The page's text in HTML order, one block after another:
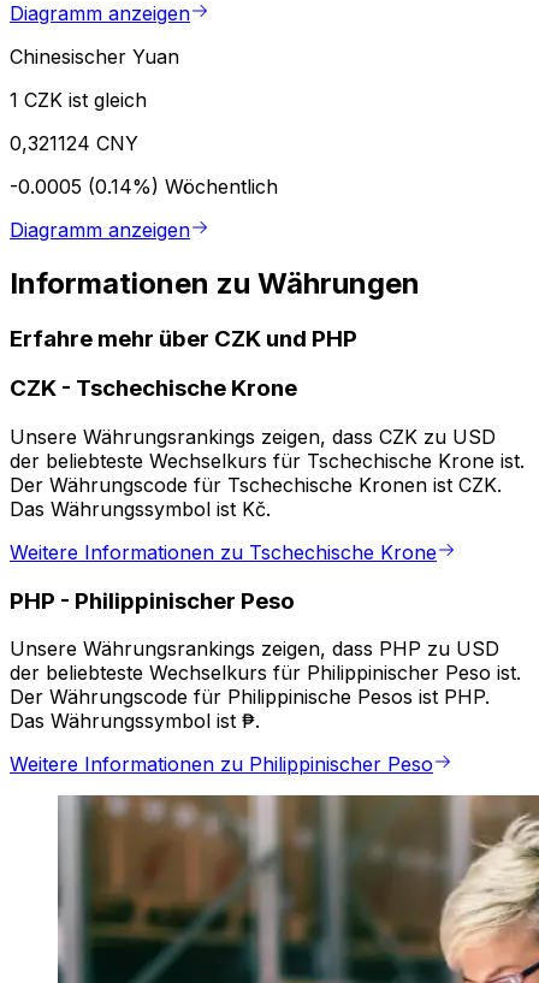
Diagramm anzeigen
Chinesischer Yuan
1 CZK ist gleich
0,321124 CNY
-0.0005 (0.14%) Wöchentlich
Diagramm anzeigen
Informationen zu Währungen
Erfahre mehr über CZK und PHP
CZK - Tschechische Krone
Unsere Währungsrankings zeigen, dass CZK zu USD
der beliebteste Wechselkurs für Tschechische Krone ist.
Der Währungscode für Tschechische Kronen ist CZK.
Das Währungssymbol ist Kč.
Weitere Informationen zu Tschechische Krone
PHP - Philippinischer Peso
Unsere Währungsrankings zeigen, dass PHP zu USD
der beliebteste Wechselkurs für Philippinischer Peso ist.
Der Währungscode für Philippinische Pesos ist PHP.
Das Währungssymbol ist ₱.
Weitere Informationen zu Philippinischer Peso